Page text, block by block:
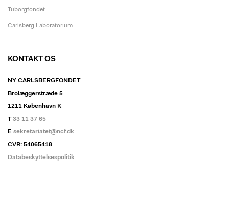
Tuborgfondet
Carlsberg Laboratorium
KONTAKT OS
NY CARLSBERGFONDET
Brolæggerstræde 5
1211 København K
T33 11 37 65
E sekretariatet@ncf.dk
CVR: 54065418
Databeskyttelsespolitik